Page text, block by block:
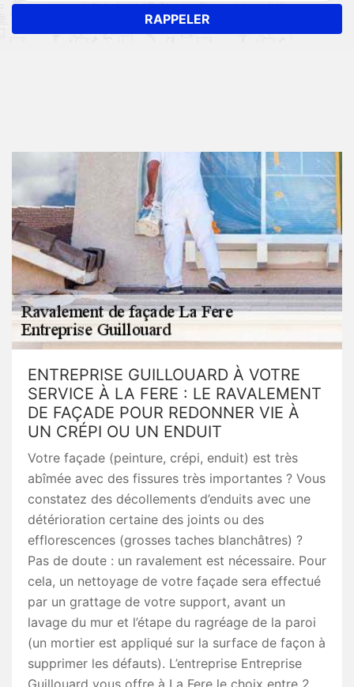
ENTREPRISE GUILLOUARD À VOTRE
SERVICE À LA FERE : LE RAVALEMENT
DE FAÇADE POUR REDONNER VIE À
UN CRÉPI OU UN ENDUIT
Votre façade (peinture, crépi, enduit) est très
abîmée avec des fissures très importantes ? Vous
constatez des décollements d’enduits avec une
détérioration certaine des joints ou des
efflorescences (grosses taches blanchâtres) ?
Pas de doute : un ravalement est nécessaire. Pour
cela, un nettoyage de votre façade sera effectué
par un grattage de votre support, avant un
lavage du mur et l’étape du ragréage de la paroi
(un mortier est appliqué sur la surface de façon à
supprimer les défauts). L’entreprise Entreprise
Guillouard vous offre à La Fere le choix entre 2